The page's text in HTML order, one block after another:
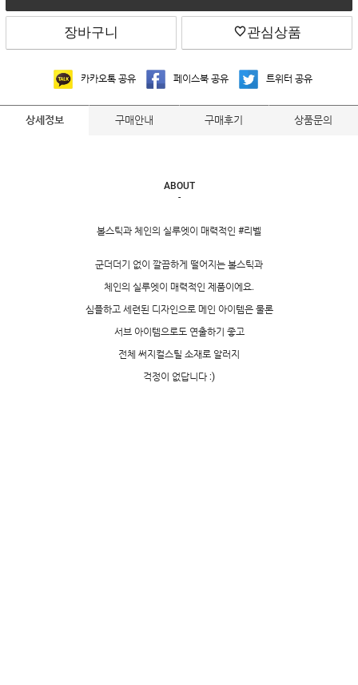
장바구니 관심상품
카카오톡 공유 페이스북 공유 트위터 공유
상세정보 구매안내 구매후기 상품문의
ABOUT
-
볼스틱과 체인의 실루엣이 매력적인 #리벨
군더더기 없이 깔끔하게 떨어지는 볼스틱과
체인의 실루엣이 매력적인 제품이에요.
심플하고 세련된 디자인으로 메인 아이템은 물론
서브 아이템으로도 연출하기 좋고
전체 써지컬스틸 소재로 알러지
걱정이 없답니다 :)